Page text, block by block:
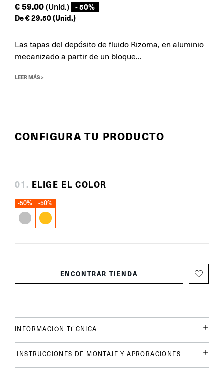
€59.00(Unid.) - 50%
De€29.50(Unid.)
Las tapas del depósito de fluido Rizoma, en aluminio
mecanizado a partir de un bloque...
LEER MÁS >
CONFIGURA TU PRODUCTO
01 . ELIGE EL COLOR
-50% -50%
ENCONTRAR TIENDA
INFORMACIÓN TÉCNICA
INSTRUCCIONES DE MONTAJE Y APROBACIONES